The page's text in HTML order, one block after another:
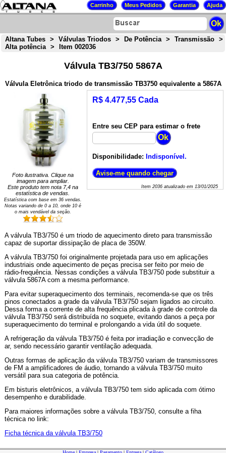
Altana Tubes > Válvulas Triodos > De Potência > Transmissão
>
Alta potência
> Item 002036
Válvula TB3/750 5867A
Válvula Eletrônica triodo de transmissão TB3750 equivalente a 5867A
Foto ilustrativa. Clique na
imagem para ampliar.
Este produto tem nota 7,4na
estatística de vendas.
Estatística com base em 36vendas.
Notas variando de 0a 10, onde 10 é
o mais vendável da seção.
R$ 4.477,55 Cada
Entre seu CEP para estimar o frete
Disponibilidade: Indisponível.
Item 2036atualizado em 13/01/2025
A válvula TB3/750 é um triodo de aquecimento direto para transmissão
capaz de suportar dissipação de placa de 350W.
A válvula TB3/750 foi originalmente projetada para uso em aplicações
industriais onde aquecimento de peças precisa ser feito por meio de
rádio-frequência. Nessas condições a válvula TB3/750 pode substituir a
válvula 5867A com a mesma performance.
Para evitar superaquecimento dos terminais, recomenda-se que os três
pinos conectados a grade da válvula TB3/750 sejam ligados ao circuito.
Dessa forma a corrente de alta frequência plicada à grade de controle da
válvula TB3/750 será distribuída no soquete, evitando danos a peça por
superaquecimento do terminal e prolongando a vida útil do soquete.
A refrigeração da válvula TB3/750 é feita por irradiação e convecção de
ar, sendo necessário garantir ventilação adequada.
Outras formas de aplicação da válvula TB3/750 variam de transmissores
de FM a amplificadores de áudio, tornando a válvula TB3/750 muito
versátil para sua categoria de potência.
Em bisturis eletrônicos, a válvula TB3/750 tem sido aplicada com ótimo
desempenho e durabilidade.
Para maiores informações sobre a válvula TB3/750, consulte a fiha
técnica no link:
Ficha técnica da válvula TB3/750